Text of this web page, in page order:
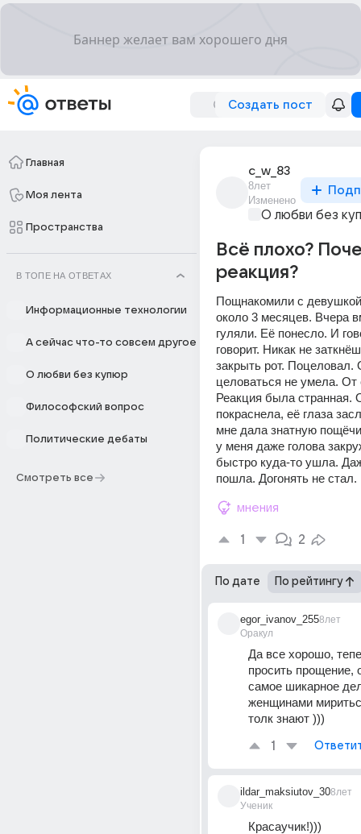
Создать пост
Главная
Моя лента
Пространства
В ТОПЕ НА ОТВЕТАХ
Информационные технологии
А сейчас что-то совсем другое
О любви без купюр
Философский вопрос
Политические дебаты
Смотреть все
c_w_83
8лет
Изменено
О любви без
Всё плохо?
реакция?
Пощнакомили с
около 3 месяцев. Вчера
гуляли. Её понесло. И
говорит. Никак не
закрыть рот. Поцеловал.
целоваться не умела. От
Реакция была странная.
покраснела, её глаза
мне дала знатную
у меня даже голова
быстро куда-то ушла.
пошла. Догонять не стал.
мнения
1 2
По дате По рейтингу
egor_ivanov_255
Оракул
8лет
Да все хорошо,
просить прощение,
самое шикарное
женщинами
толк знают )))
1
ildar_maksiutov_30
Ученик
8лет
Красаучик!)))